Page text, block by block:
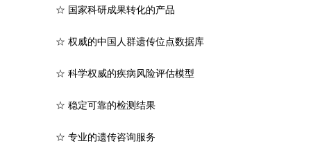
☆ 国家科研成果转化的产品
☆ 权威的中国人群遗传位点数据库
☆ 科学权威的疾病风险评估模型
☆ 稳定可靠的检测结果
☆ 专业的遗传咨询服务